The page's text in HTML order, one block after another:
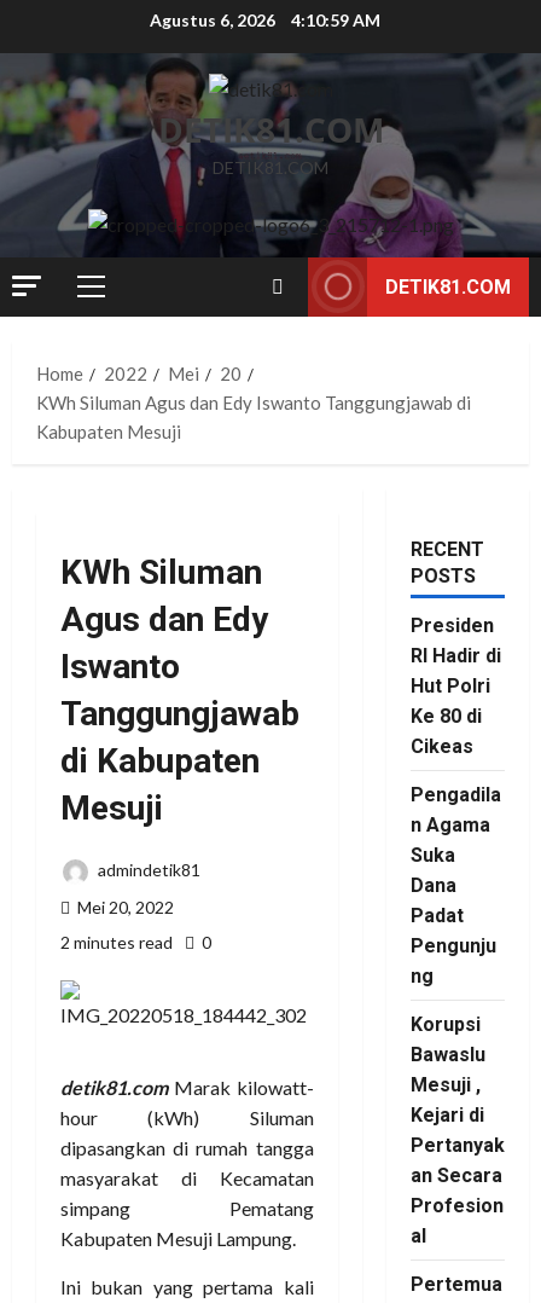
content
Agustus 6, 2026 4:11:00 AM
DETIK81.COM
DETIK81.COM
Primary
DETIK81.COM
Home 2022 Mei
20
KWh Siluman Agus dan Edy Iswanto Tanggungjawab di
Kabupaten Mesuji
KWh Siluman
Agus dan Edy
Iswanto
Tanggungjawab
di Kabupaten
Mesuji
admindetik81
Mei 20, 2022
2 minutes read
0
detik81.comMarak kilowatt-
hour (kWh) Siluman
dipasangkan di rumah tangga
masyarakat di Kecamatan
simpang Pematang
Kabupaten Mesuji Lampung.
Ini bukan yang pertama kali
RECENT
POSTS
Presiden
RI Hadir di
Hut Polri
Ke 80 di
Cikeas
Pengadila
n Agama
Suka
Dana
Padat
Pengunju
ng
Korupsi
Bawaslu
Mesuji ,
Kejari di
Pertanyak
an Secara
Profesion
al
Pertemua